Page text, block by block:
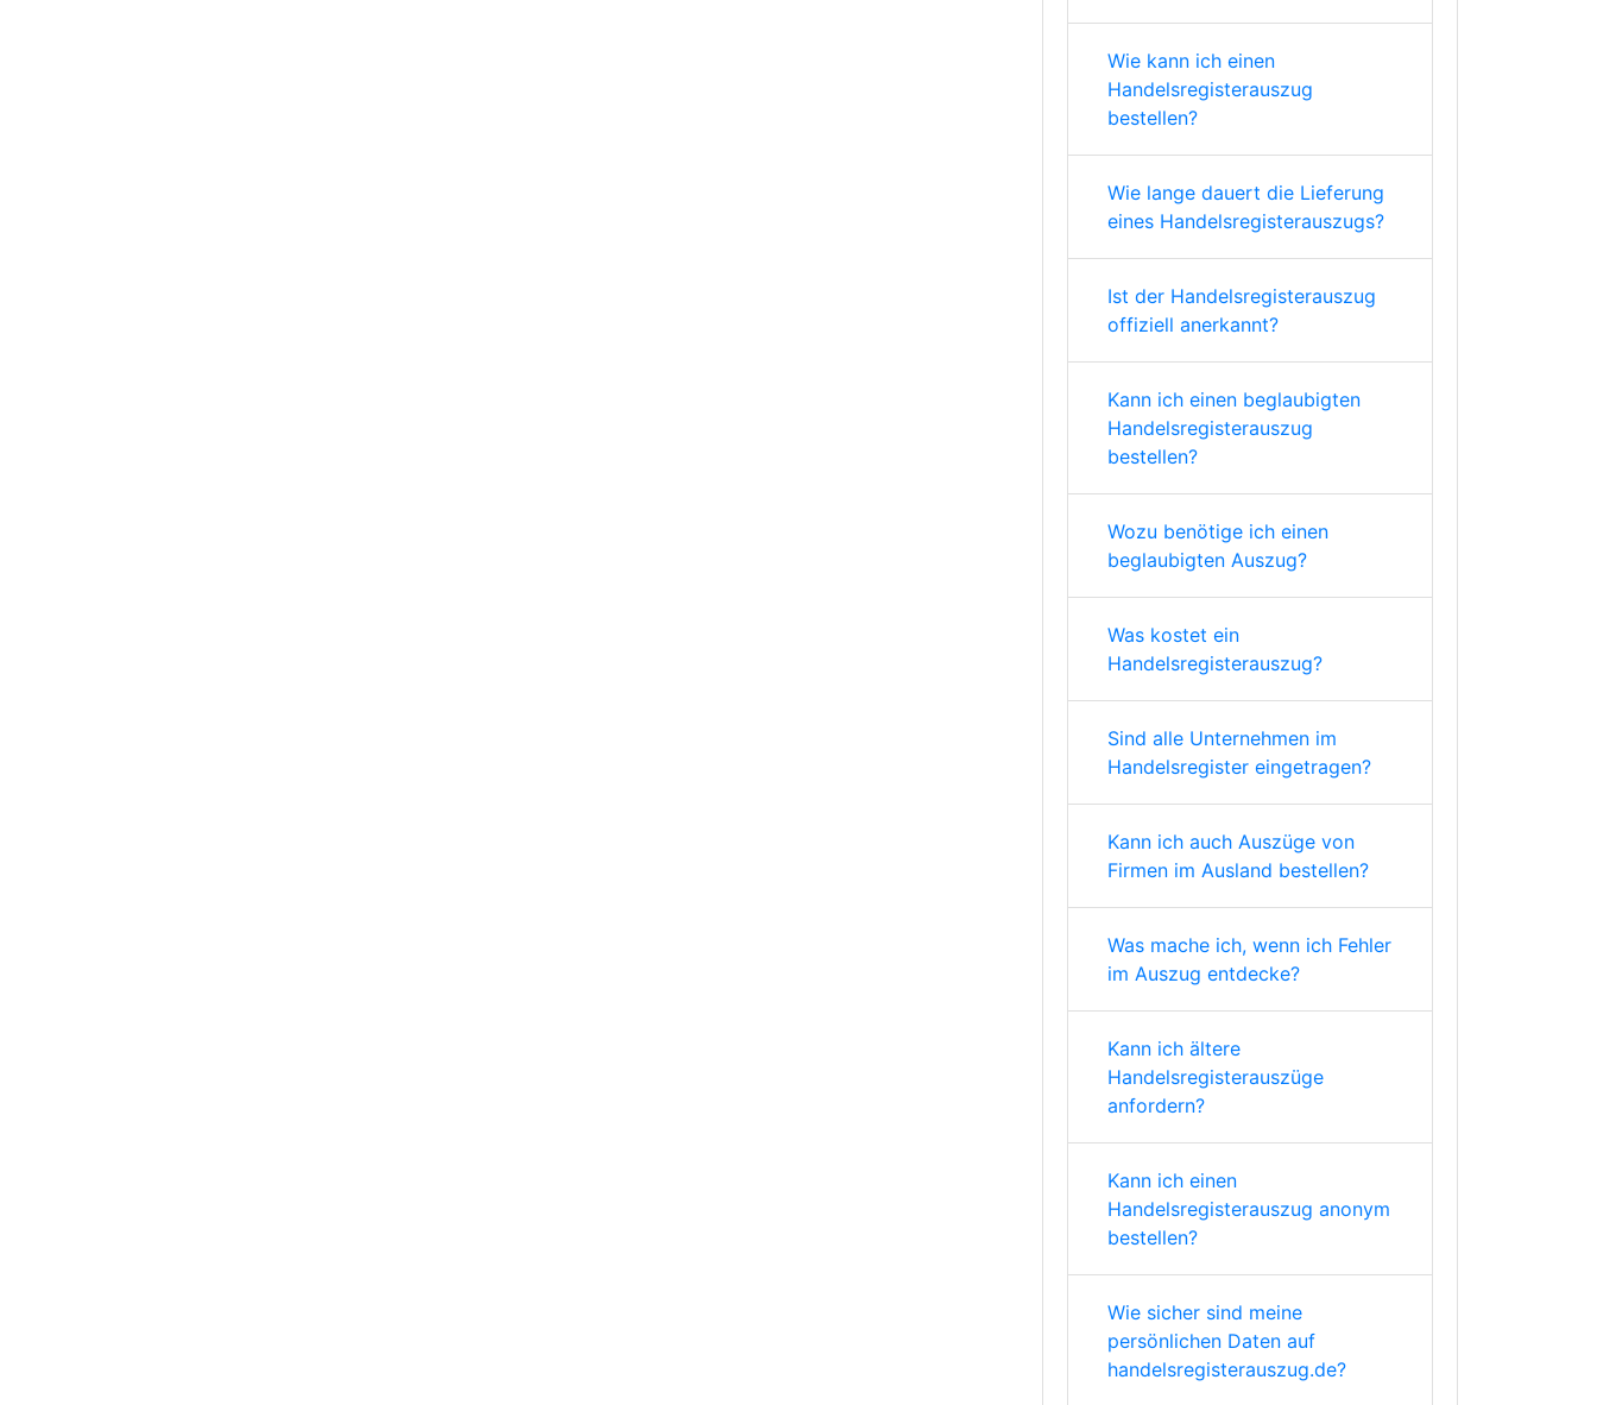
Wie kann ich einen
Handelsregisterauszug
bestellen?
Wie lange dauert die Lieferung
eines Handelsregisterauszugs?
Ist der Handelsregisterauszug
offiziell anerkannt?
Kann ich einen beglaubigten
Handelsregisterauszug
bestellen?
Wozu benötige ich einen
beglaubigten Auszug?
Was kostet ein
Handelsregisterauszug?
Sind alle Unternehmen im
Handelsregister eingetragen?
Kann ich auch Auszüge von
Firmen im Ausland bestellen?
Was mache ich, wenn ich Fehler
im Auszug entdecke?
Kann ich ältere
Handelsregisterauszüge
anfordern?
Kann ich einen
Handelsregisterauszug anonym
bestellen?
Wie sicher sind meine
persönlichen Daten auf
handelsregisterauszug.de?